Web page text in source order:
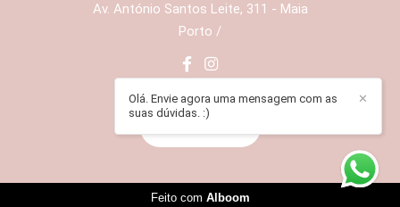
Av. António Santos Leite, 311 - Maia
Porto /
✕
Olá. Envie agora uma mensagem com as
suas dúvidas. :)
Feito com Alboom